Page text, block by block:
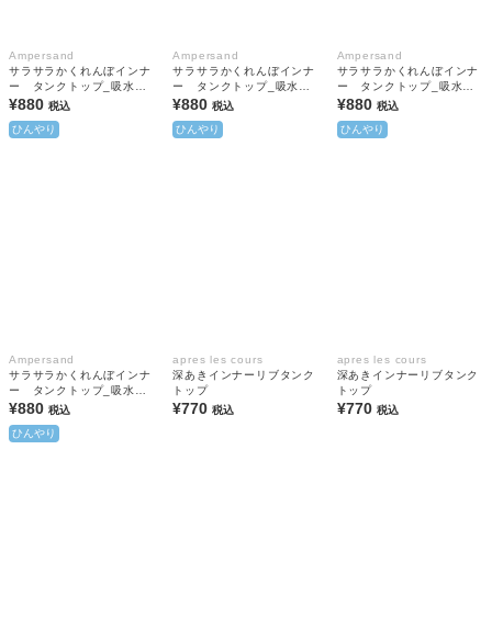
Ampersand
サラサラかくれんぼインナ
ー タンクトップ_吸水速
乾_接触冷感
¥880 税込
ひんやり
Ampersand
サラサラかくれんぼインナ
ー タンクトップ_吸水速
乾_接触冷感
¥880税込
ひんやり
Ampersand
サラサラかくれんぼインナ
ー タンクトップ_吸水速
乾_接触冷感
¥880 税込
ひんやり
Ampersand
サラサラかくれんぼインナ
ー タンクトップ_吸水速
乾_接触冷感
¥880 税込
ひんやり
apres les cours
深あきインナーリブタンク
トップ
¥770税込
apres les cours
深あきインナーリブタンク
トップ
¥770 税込